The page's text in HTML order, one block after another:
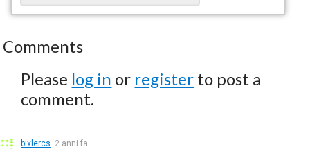
Comments
Please log in or register to post a
comment.
bixlercs 2 anni fa